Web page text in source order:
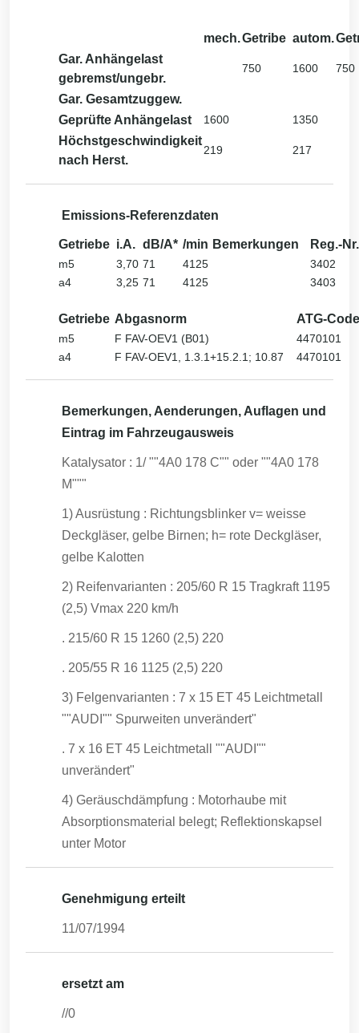
mech.Getribe autom.
Gar. Anhängelast
gebremst/ungebr.
750 1600 750
Gar. Gesamtzuggew.
Geprüfte Anhängelast
1600 1350
Höchstgeschwindigkeit
nach Herst.
219 217
Emissions-Referenzdaten
Getriebe i.A. dB/A* /min Bemerkungen Reg.-Nr.
m5 3,70 71 4125
3402
a4
3,25 71 4125 3403
Getriebe Abgasnorm ATG-Code
m5 F FAV-OEV1 (B01)
4470101
a4
F FAV-OEV1, 1.3.1+15.2.1; 10.87 4470101
Bemerkungen, Aenderungen, Auflagen und
Eintrag im Fahrzeugausweis
Katalysator : 1/ ""4A0 178 C"" oder ""4A0 178
M"""
1) Ausrüstung : Richtungsblinker v= weisse
Deckgläser, gelbe Birnen; h= rote Deckgläser,
gelbe Kalotten
2) Reifenvarianten : 205/60 R 15 Tragkraft 1195
(2,5) Vmax 220 km/h
. 215/60 R 15 1260 (2,5) 220
. 205/55 R 16 1125 (2,5) 220
3) Felgenvarianten : 7 x 15 ET 45 Leichtmetall
""AUDI"" Spurweiten unverändert"
. 7 x 16 ET 45 Leichtmetall ""AUDI""
unverändert"
4) Geräuschdämpfung : Motorhaube mit
Absorptionsmaterial belegt; Reflektionskapsel
unter Motor
Genehmigung erteilt
11/07/1994
ersetzt am
//0